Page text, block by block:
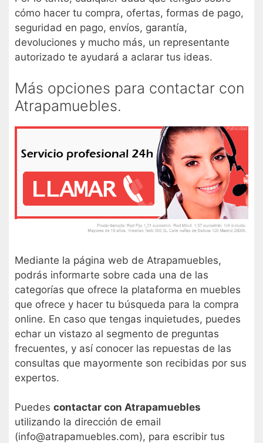
cómo hacer tu compra, ofertas, formas de pago,
seguridad en pago, envíos, garantía,
devoluciones y mucho más, un representante
autorizado te ayudará a aclarar tus ideas.
Más opciones para contactar con
Atrapamuebles.
Mediante la página web de Atrapamuebles,
podrás informarte sobre cada una de las
categorías que ofrece la plataforma en muebles
que ofrece y hacer tu búsqueda para la compra
online. En caso que tengas inquietudes, puedes
echar un vistazo al segmento de preguntas
frecuentes, y así conocer las repuestas de las
consultas que mayormente son recibidas por sus
expertos.
Puedes contactar con Atrapamuebles
utilizando la dirección de email
(info@atrapamuebles.com), para escribir tus